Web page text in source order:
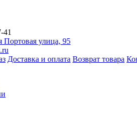
41
Портовая улица, 95
Доставка и оплата Возврат товара